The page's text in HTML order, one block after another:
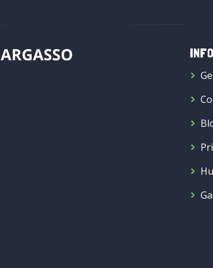
INFO